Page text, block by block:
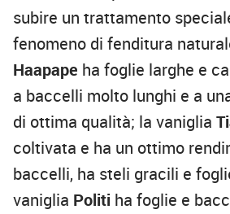
subire un trattamento
fenomeno di fenditura
Haapape ha foglie larghe e
a baccelli molto lunghi e a
di ottima qualità; la vaniglia
coltivata e ha un ottimo
baccelli, ha steli gracili e
vaniglia Politi ha foglie e